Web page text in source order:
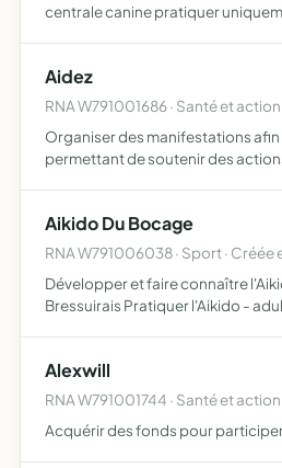
centrale canine pratiquer
Aidez
RNA W791001686 · Santé et
Organiser des manifestations
permettant de soutenir des
Aikido Du Bocage
RNA W791006038 · Sport · Créée
Développer et faire connaître
Bressuirais Pratiquer l'Aikido -
Alexwill
RNA W791001744 · Santé et
Acquérir des fonds pour